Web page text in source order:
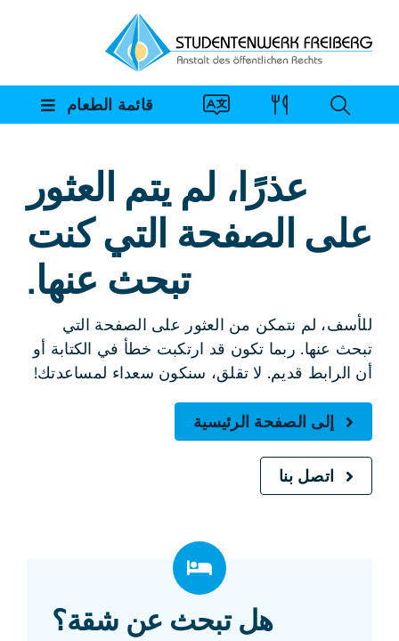
قائمة الطعام
عذرًا، لم يتم العثور
على الصفحة التي كنت
تبحث عنها.
للأسف، لم نتمكن من العثور على الصفحة التي
تبحث عنها. ربما تكون قد ارتكبت خطأ في الكتابة أو
أن الرابط قديم. لا تقلق، سنكون سعداء لمساعدتك!
إلى الصفحة الرئيسية
اتصل بنا
هل تبحث عن شقة؟